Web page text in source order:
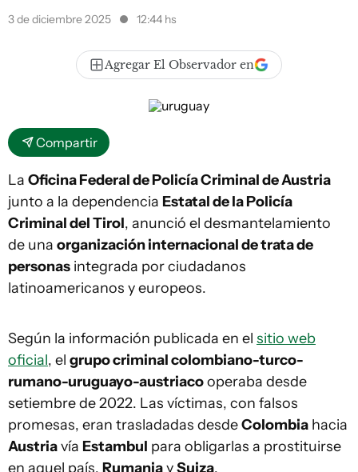
3 de diciembre 2025 12:44 hs
Agregar El Observador en
Compartir
La Oficina Federal de Policía Criminal de Austria
junto a la dependencia Estatal de la Policía
Criminal del Tirol, anunció el desmantelamiento
de una organización internacional de trata de
personas integrada por ciudadanos
latinoamericanos y europeos.
Según la información publicada en el sitio web
oficial, el grupo criminal colombiano-turco-
rumano-uruguayo-austriacooperaba desde
setiembre de 2022. Las víctimas, con falsos
promesas, eran trasladadas desdeColombia hacia
Austriavía Estambul para obligarlas a prostituirse
en aquel país, RumaniaySuiza.